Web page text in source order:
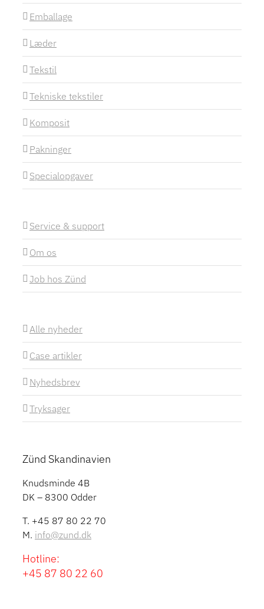
Emballage
Læder
Tekstil
Tekniske tekstiler
Komposit
Pakninger
Specialopgaver
Service & support
Om os
Job hos Zünd
Alle nyheder
Case artikler
Nyhedsbrev
Tryksager
Zünd Skandinavien
Knudsminde 4B
DK – 8300 Odder
T. +45 87 80 22 70
M. info@zund.dk
Hotline:
+45 87 80 22 60